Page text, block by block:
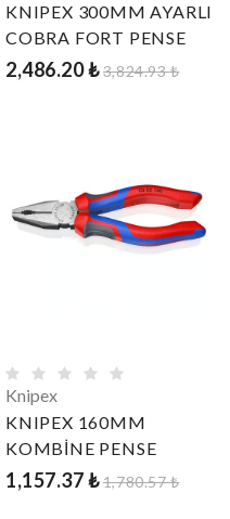
KNIPEX 300MM AYARLI
COBRA FORT PENSE
2,486.20 ₺3,824.93 ₺
Knipex
KNIPEX 160MM
KOMBİNE PENSE
1,157.37 ₺1,780.57 ₺